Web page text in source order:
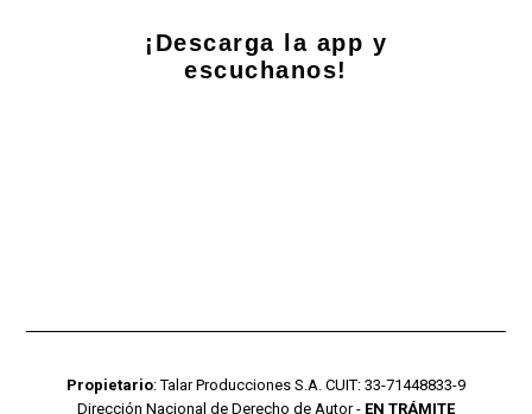
¡Descarga la app y
escuchanos!
Propietario: Talar Producciones S.A. CUIT: 33-71448833-9
Dirección Nacional de Derecho de Autor - EN TRÁMITE